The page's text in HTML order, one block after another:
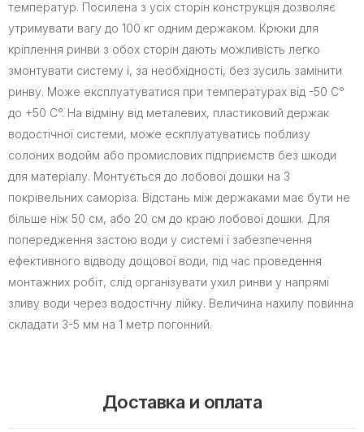
температур. Посилена з усіх сторін конструкція дозволяє
утримувати вагу до 100 кг одним держаком. Крюки для
кріплення ринви з обох сторін дають можливість легко
змонтувати систему і, за необхідності, без зусиль замінити
ринву. Може експлуатуватися при температурах від -50 С°
до +50 С°. На відміну від металевих, пластиковий держак
водостічної системи, може ескплуатуватись поблизу
солоних водойм або промислових підприємств без шкоди
для матеріалу. Монтується до лобової дошки на 3
покрівельних саморіза. Відстань між держаками має бути не
більше ніж 50 см, або 20 см до краю лобової дошки. Для
попередження застою води у системі і забезпечення
ефективного відводу дощової води, під час проведення
монтажних робіт, слід організувати ухил ринви у напрямі
зливу води через водостічну лійку. Величина нахилу повинна
складати 3-5 мм на 1 метр погонний.
Доставка и оплата